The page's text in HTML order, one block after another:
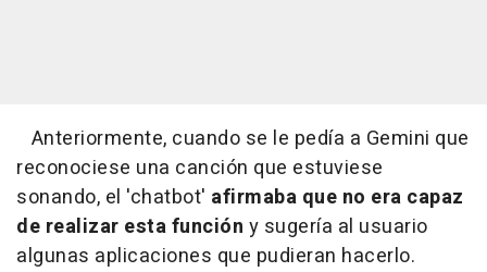
Anteriormente, cuando se le pedía a Gemini que
reconociese una canción que estuviese
sonando, el 'chatbot' afirmaba que no era capaz
de realizar esta función y sugería al usuario
algunas aplicaciones que pudieran hacerlo.